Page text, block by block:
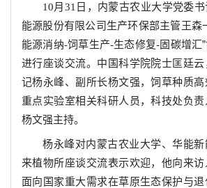
10月 31 日，内蒙古农业大学党委
能源股份有限公司生产环保部主管王森
能源消纳-饲草生产-生态修复-固碳增汇
进行座谈交流。中国科学院院士匡廷
记杨永峰、副所长杨文强，饲草种质
重点实验室相关科研人员，科技处负
杨文强主持。
杨永峰对内蒙古农业大学、华能
来植物所座谈交流表示欢迎，他向来
面向国家重大需求在草原生态保护与